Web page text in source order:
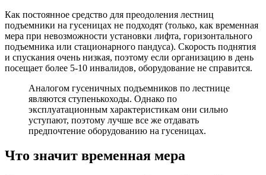
Как постоянное средство для преодоления лестниц
подъемники на гусеницах не подходят (только, как временная
мера при невозможности установки лифта, горизонтального
подъемника или стационарного пандуса). Скорость поднятия
и спускания очень низкая, поэтому если организацию в день
посещает более 5-10 инвалидов, оборудование не справится.
Аналогом гусеничных подъемников по лестнице
являются ступенькоходы. Однако по
эксплуатационным характеристикам они сильно
уступают, поэтому лучше все же отдавать
предпочтение оборудованию на гусеницах.
Что значит временная мера